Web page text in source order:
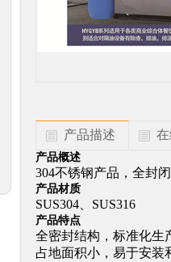
产品描述
产品概述
304不锈钢产品，全封
产品材质
SUS304、SUS316
产品特点
全密封结构，标准化生
占地面积小，易于安装